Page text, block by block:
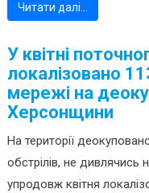
Читати далі…
У квітні
локалізовано
мережі на
Херсонщини
На території
обстрілів, не дивлячись
упродовж квітня